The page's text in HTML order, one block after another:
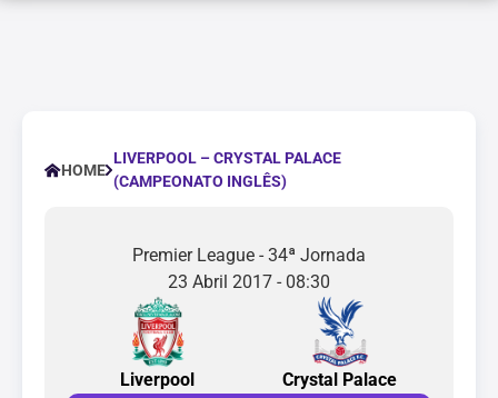
HOME
LIVERPOOL – CRYSTAL PALACE
(CAMPEONATO INGLÊS)
Premier League - 34ª Jornada
23 Abril 2017 - 08:30
Liverpool Crystal Palace